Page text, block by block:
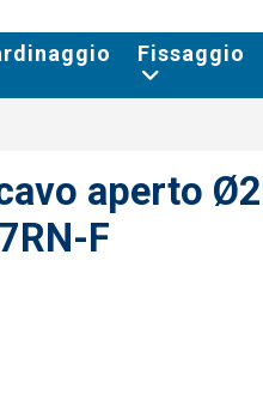
Fissaggio
aperto
F